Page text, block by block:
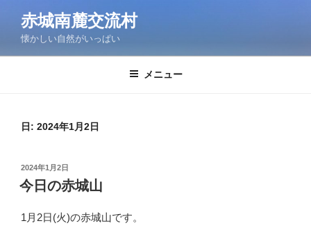
ン
赤城南麓交流村
懐かしい自然がいっぱい
メニュー
日: 2024年1月2日
投
稿
日:
2024年1月2日
今日の赤城山
1月2日(火)の赤城山です。